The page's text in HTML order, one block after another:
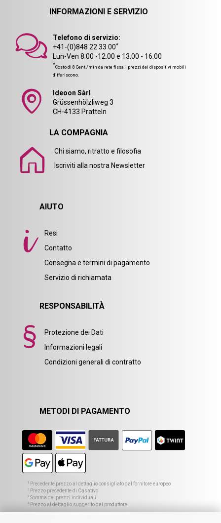
INFORMAZIONI E SERVIZIO
Telefono di servizio:
+41-(0)848 22 33 00*
Lun-Ven 8.00 -12.00 e 13.00 - 16.00
*Costo di 8 Cent./min da rete fissa, i prezzi dei dispositivi mobili
differiscono.
Ideoon Sàrl
Grüssenhölzliweg 3
CH-4133 Pratteln
LA COMPAGNIA
Chi siamo, ritratto e filosofia
Iscriviti alla nostra Newsletter
AIUTO
Resi
Contatto
Consegna e termini di pagamento
Servizio di richiamata
RESPONSABILITÀ
Protezione dei Dati
Informazioni legali
Condizioni generali di contratto
METODI DI PAGAMENTO
1 Precedente prezzo al dettaglio consigliato dal fornitore europeo
2 Prezzo precedente di Casativo
3 Somma dei prezzi individuali
4 Prezzo al dettaglio suggerito dal produttore